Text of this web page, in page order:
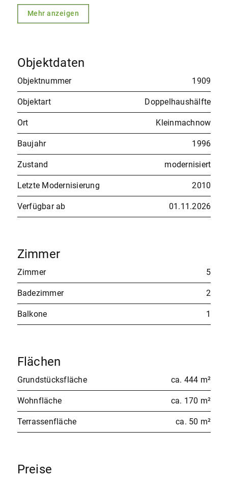
Mehr anzeigen
Objektdaten
Objektnummer 1909
Objektart Doppelhaushälfte
Ort Kleinmachnow
Baujahr 1996
Zustand modernisiert
Letzte Modernisierung 2010
Verfügbar ab 01.11.2026
Zimmer
Zimmer 5
Badezimmer 2
Balkone 1
Flächen
Grundstücksfläche ca. 444 m²
Wohnfläche ca. 170 m²
Terrassenfläche ca. 50 m²
Preise